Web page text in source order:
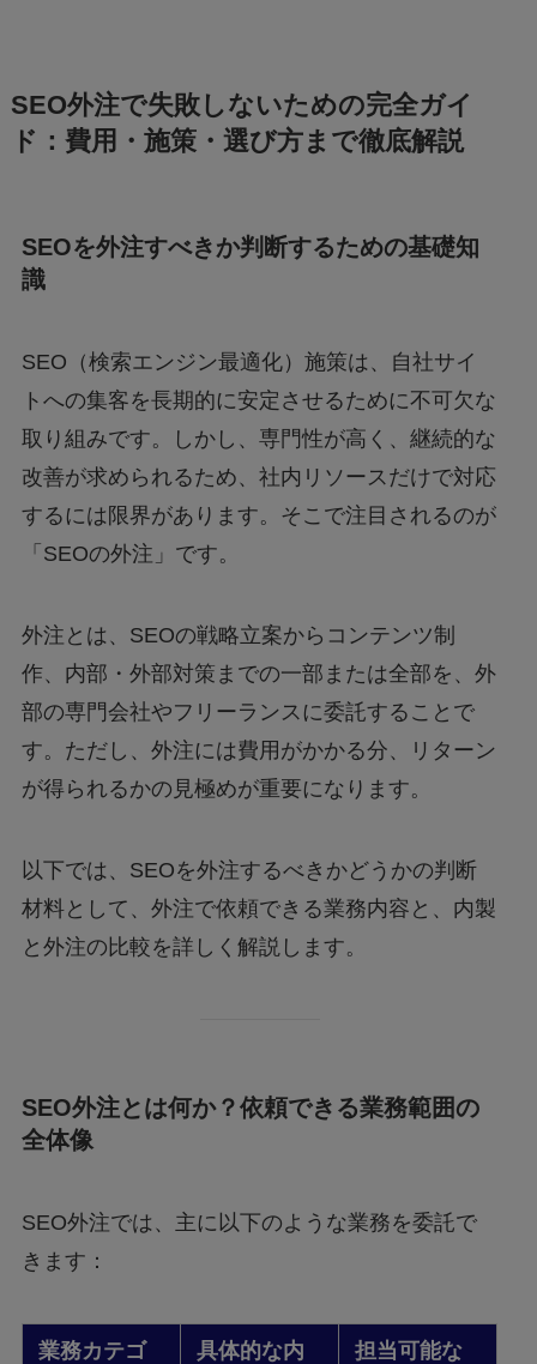
SEO外注で失敗しないための完全ガイ
ド：費用・施策・選び方まで徹底解説
SEOを外注すべきか判断するための基礎知
識
SEO（検索エンジン最適化）施策は、自社サイ
トへの集客を長期的に安定させるために不可欠な
取り組みです。しかし、専門性が高く、継続的な
改善が求められるため、社内リソースだけで対応
するには限界があります。そこで注目されるのが
「SEOの外注」です。
外注とは、SEOの戦略立案からコンテンツ制
作、内部・外部対策までの一部または全部を、外
部の専門会社やフリーランスに委託することで
す。ただし、外注には費用がかかる分、リターン
が得られるかの見極めが重要になります。
以下では、SEOを外注するべきかどうかの判断
材料として、外注で依頼できる業務内容と、内製
と外注の比較を詳しく解説します。
SEO外注とは何か？依頼できる業務範囲の
全体像
SEO外注では、主に以下のような業務を委託で
きます：
業務カテゴ
具体的な内
担当可能な